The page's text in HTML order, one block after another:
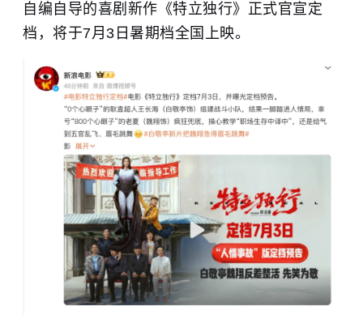
自编自导的喜剧新作《特立独行》正式官宣定
档，将于7月3日暑期档全国上映。